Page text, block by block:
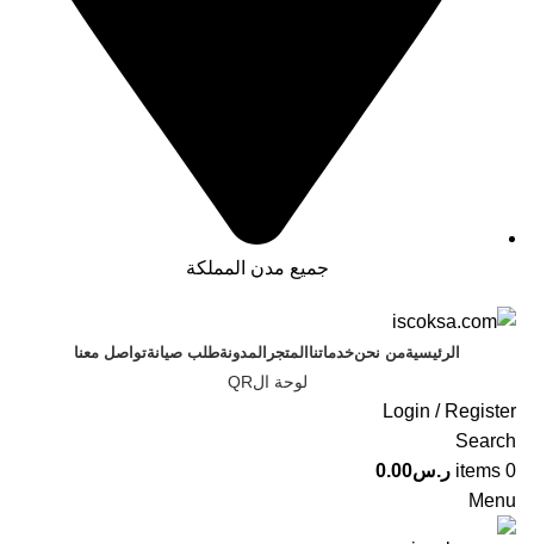
جميع مدن المملكة
الرئيسيةمن نحنخدماتنا المتجر المدونةطلب صيانةتواصل معنا
لوحة الQR
Login / Register
Search
0
items ر.س0.00
Menu